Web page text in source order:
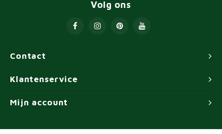
Contact
Volg ons
Klantenservice
Mijn account